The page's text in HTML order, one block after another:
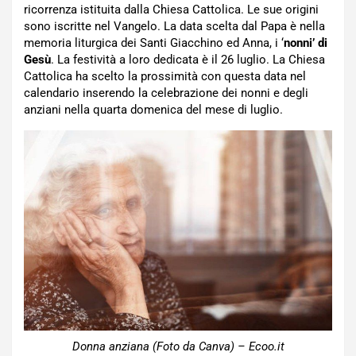
ricorrenza istituita dalla Chiesa Cattolica. Le sue origini
sono iscritte nel Vangelo. La data scelta dal Papa è nella
memoria liturgica dei Santi Giacchino ed Anna, i ‘nonni’ di
Gesù. La festività a loro dedicata è il 26 luglio. La Chiesa
Cattolica ha scelto la prossimità con questa data nel
calendario inserendo la celebrazione dei nonni e degli
anziani nella quarta domenica del mese di luglio.
Donna anziana (Foto da Canva) – Ecoo.it